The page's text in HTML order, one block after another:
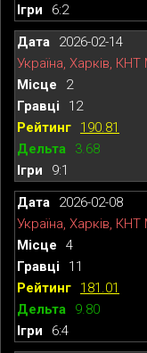
6:2
2026-02-14
Україна, Харків,
2
12
190.81
3.68
9:1
2026-02-08
Україна, Харків,
4
11
181.01
9.80
6:4